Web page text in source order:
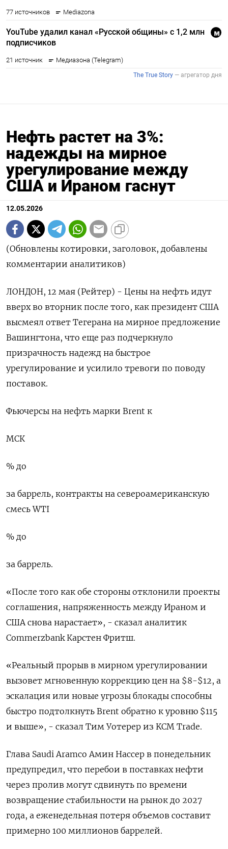
Нефть растет на 3%:
надежды на мирное
урегулирование между
США и Ираном гаснут
12.05.2026
(Обновлены котировки, заголовок, добавлены
комментарии аналитиков)
ЛОНДОН, 12 мая (Рейтер) - Цены на нефть идут
вверх во вторник после ‌того, как президент США
высмеял ответ Тегерана на мирное предложение
Вашингтона, что еще раз ​подчеркнуло
призрачность надежд ​на ​быстрое
урегулирование и ⁠усилило тревоги по поводу
‌поставок.
Фьючерсы на нефть марки ‌Brent к
МСК
% до
за баррель, контракты на североамериканскую ​
смесь WTI
% до
за баррель.
«После того ‌как обе стороны отклонили проекты ​
соглашения, напряженность между Ираном и
США снова ‌нарастает», - сказал аналитик
Commerzbank Карстен Фритш.
«Реальный прорыв в мирном урегулировании
вызовет мгновенную коррекцию ​цен на $8-$12, ​а
эскалация ‌или новые угрозы блокады способны
быстро подтолкнуть ​Brent обратно к уровню $115
и выше», - сказал Тим Уотерер из KCM Trade.
Глава Saudi Aramco Амин Нассер в понедельник
предупредил, что перебои в поставках нефти
через пролив ​могут сдвинуть по ⁠времени
возвращение стабильности на рынок до 2027
года, а ‌еженедельная потеря объемов составит
примерно ‌100 миллионов баррелей.